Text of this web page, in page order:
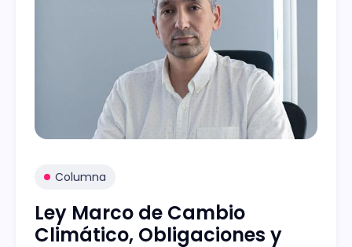
Columna
Ley Marco de Cambio
Climático, Obligaciones y